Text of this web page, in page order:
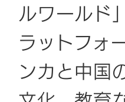
ルワールド
ラットフォ
ンカと中国